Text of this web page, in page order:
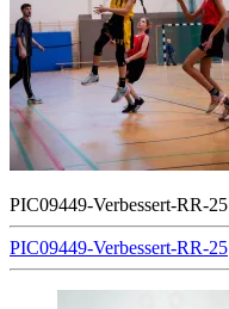
PIC09449-Verbessert-RR-25
Beitragsnavigation
PIC09449-Verbessert-RR-25